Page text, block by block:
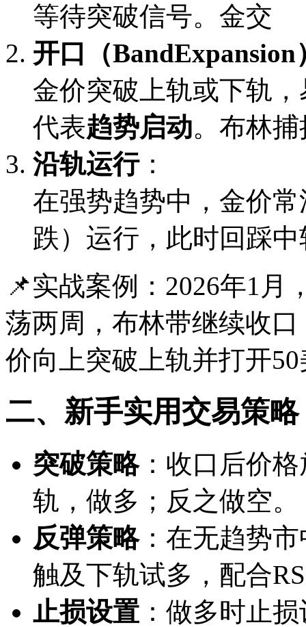
等待突破信号。金交
开口（BandExpansion
金价突破上轨或下轨
代表趋势启动。布林
沿轨运行：
在强势趋势中，金价
跌）运行，此时回踩
📌实战案例：2026年1月
荡两周，布林带继续收
价向上突破上轨并打开
二、新手实用交易策略
突破策略：收口后价
轨，做多；反之做空。
反弹策略：在无趋势
触及下轨试多，配合
止损设置 ：做多时止